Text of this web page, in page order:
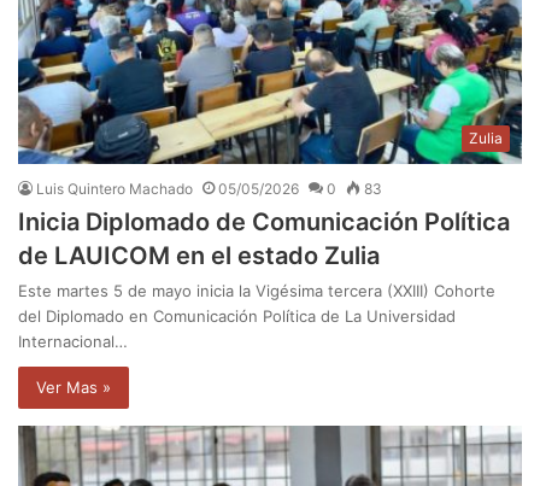
Zulia
Luis Quintero Machado 05/05/2026 0 83
Inicia Diplomado de Comunicación Política
de LAUICOM en el estado Zulia
Este martes 5 de mayo inicia la Vigésima tercera (XXIII) Cohorte
del Diplomado en Comunicación Política de La Universidad
Internacional…
Ver Mas »